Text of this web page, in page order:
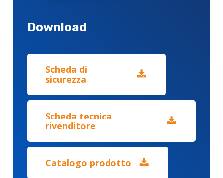
Download
Scheda di
sicurezza
Scheda tecnica
rivenditore
Catalogo prodotto